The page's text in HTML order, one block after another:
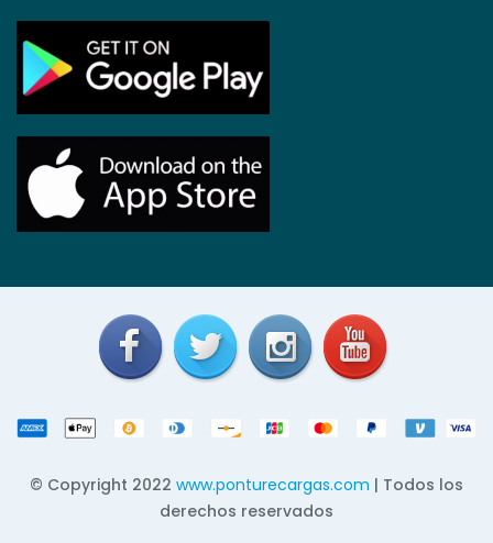
© Copyright 2022 www.ponturecargas.com | Todos los
derechos reservados